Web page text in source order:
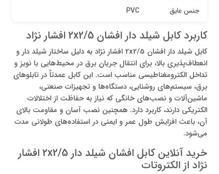
جنس عایق PVC
کاربرد کابل شیلد دار افشان 2x2/5 افشار نژاد
کابل شیلد دار افشان 2x2/5 افشار نژاد به‌ دلیل ساختار شیلد دار و
انعطاف‌پذیری بالا، برای انتقال جریان برق در محیط‌هایی با نویز و
تداخل الکترومغناطیسی مناسب است. این کابل عمدتاً در تابلوهای
برق، سیستم‌های روشنایی، دستگاه‌ها و تجهیزات صنعتی،
ماشین‌آلات و نصب‌های خانگی که نیاز به حفاظت از اختلالات
الکتریکی دارند، کاربرد دارد. همچنین نصب آسان و مقاومت بالای
آن، باعث افزایش طول عمر و ایمنی در استفاده‌های طولانی‌ مدت
می‌شود.
خرید آنلاین کابل افشان شیلد دار 2x2/5 افشار
نژاد از الکتروتات